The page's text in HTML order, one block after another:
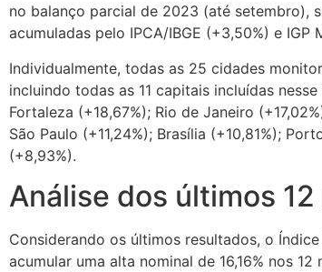
no balanço parcial de 2023 (até setembro),
acumuladas pelo IPCA/IBGE (+3,50%) e IGP
Individualmente, todas as 25 cidades
incluindo todas as 11 capitais incluídas
Fortaleza (+18,67%); Rio de Janeiro
São Paulo (+11,24%); Brasília (+10,81%);
(+8,93%).
Análise dos últimos
Considerando os últimos resultados, o
acumular uma alta nominal de 16,16% nos